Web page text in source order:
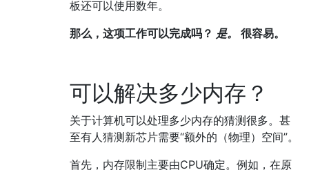
板还可以使用数年。
那么，这项工作可以完成吗？ 是。 很容易。
可以解决多少内存？
关于计算机可以处理多少内存的猜测很多。甚
至有人猜测新芯片需要“额外的（物理）空间”。
首先，内存限制主要由CPU确定。例如，在原